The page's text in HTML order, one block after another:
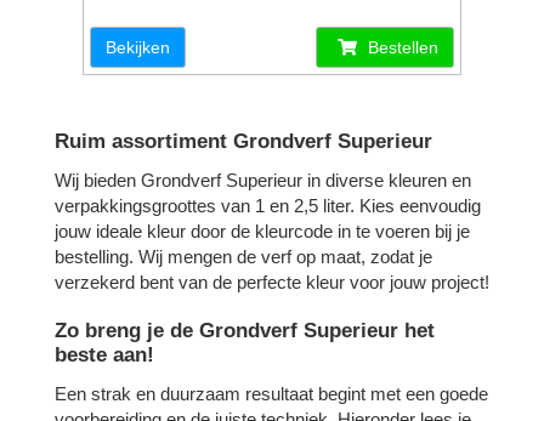
Bekijken Bestellen
Ruim assortiment Grondverf Superieur
Wij bieden Grondverf Superieur in diverse kleuren en
verpakkingsgroottes van 1 en 2,5 liter. Kies eenvoudig
jouw ideale kleur door de kleurcode in te voeren bij je
bestelling. Wij mengen de verf op maat, zodat je
verzekerd bent van de perfecte kleur voor jouw project!
Zo breng je de Grondverf Superieur het
beste aan!
Een strak en duurzaam resultaat begint met een goede